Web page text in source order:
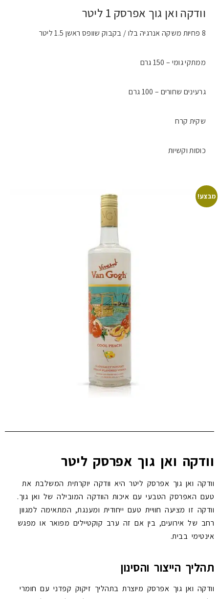
וודקה ואן גוך אפרסק 1 ליטר
8 פחיות משקה אנרגיה בלו / בקבוק שוופס ראשן 1.5 ליטר
ממתקי גומי – 150 גרם
גרעינים שחורים – 100 גרם
שקית קרח
כוסות וקשיות
מבצע!
וודקה ואן גוך אפרסק ליטר
וודקה ואן גוך אפרסק ליטר היא וודקה יוקרתית המשלבת את
טעם האפרסק הטבעי עם איכות הוודקה המובילה של ואן גוך.
וודקה זו מציעה חוויית טעם ייחודית ומענגת, המתאימה למגוון
רחב של אירועים, בין אם זה ערב קוקטיילים מפואר או מפגש
אינטימי בבית.
תהליך הייצור והסינון
וודקה ואן גוך אפרסק מיוצרת בתהליך זיקוק קפדני עם חומרי